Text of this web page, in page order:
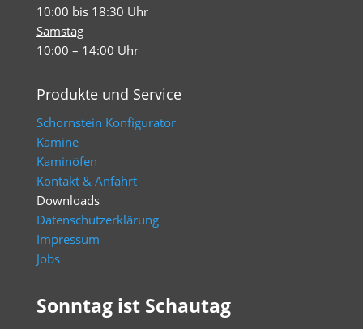
10:00 bis 18:30 Uhr
Samstag
10:00 – 14:00 Uhr
Produkte und Service
Schornstein Konfigurator
Kamine
Kaminöfen
Kontakt & Anfahrt
Downloads
Datenschutzerklärung
Impressum
Jobs
Sonntag ist Schautag